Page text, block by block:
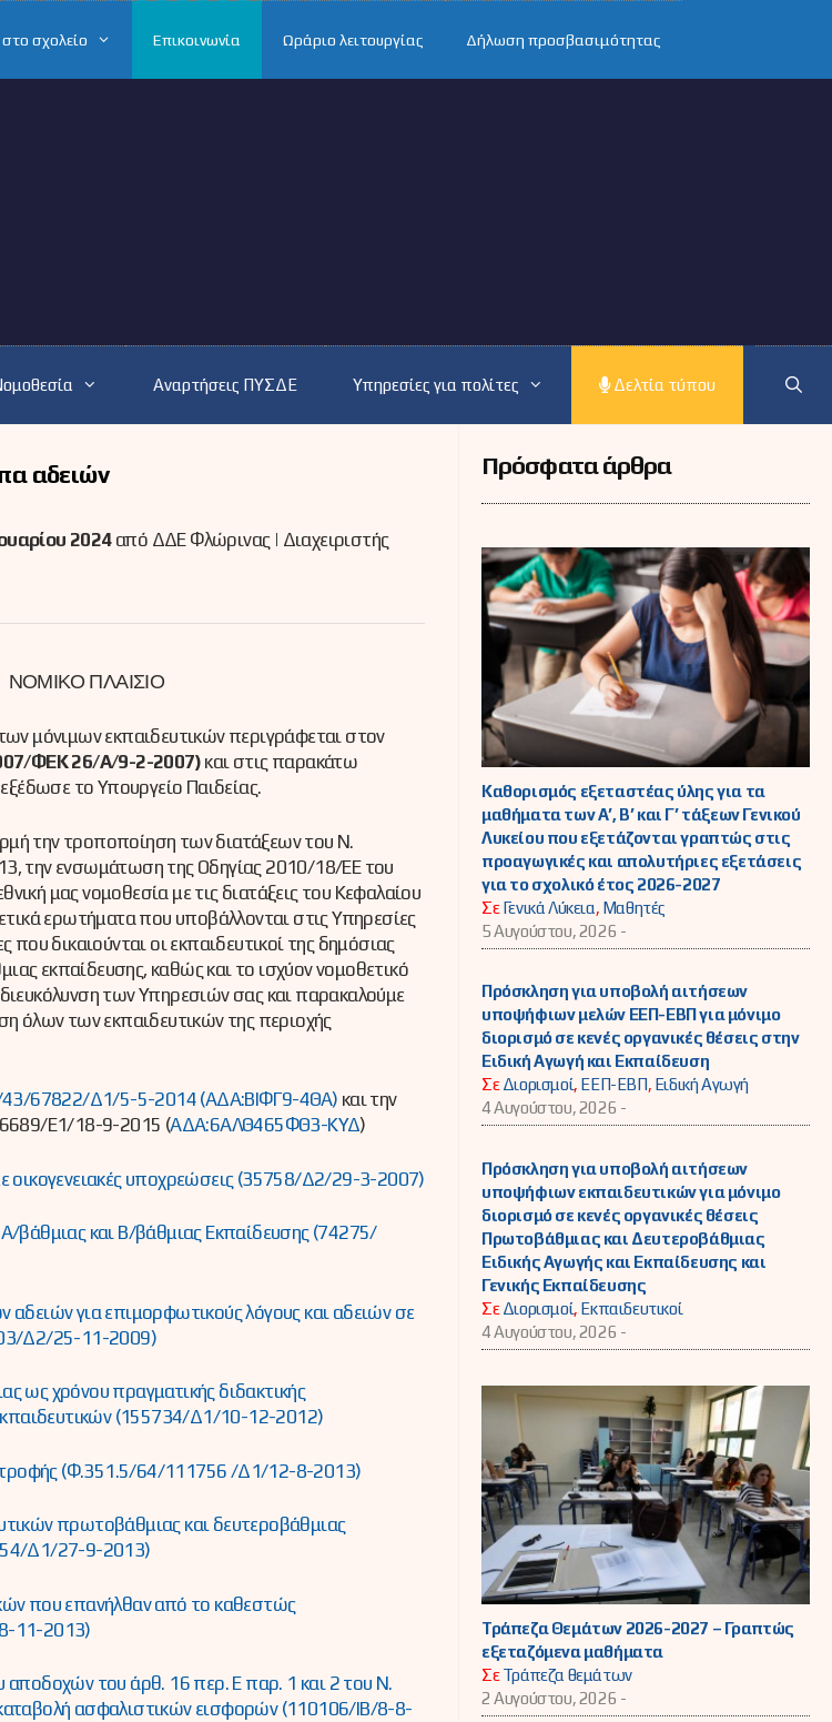
σχολείο Επικοινωνία Ωράριο λειτουργίας Δήλωση προσβασιμότητας
Αναρτήσεις ΠΥΣΔΕ Υπηρεσίες για πολίτες Δελτία τύπου
αδειών
2024από ΔΔΕ Φλώρινας | Διαχειριστής
ΝΟΜΙΚΟ ΠΛΑΙΣΙΟ
μόνιμων εκπαιδευτικών περιγράφεται στον
ΦΕΚ 26/Α/9-2-2007) και στις παρακάτω
εξέδωσε το Υπουργείο Παιδείας.
την τροποποίηση των διατάξεων του Ν.
την ενσωμάτωση της Οδηγίας 2010/18/ΕΕ του
μας νομοθεσία με τις διατάξεις του Κεφαλαίου
ερωτήματα που υποβάλλονται στις Υπηρεσίες
που δικαιούνται οι εκπαιδευτικοί της δημόσιας
εκπαίδευσης, καθώς και το ισχύον νομοθετικό
των Υπηρεσιών σας και παρακαλούμε
όλων των εκπαιδευτικών της περιοχής
43/67822/Δ1/5-5-2014 (ΑΔΑ:ΒΙΦΓ9-4ΘΑ) και την
E1/18-9-2015 (ΑΔΑ:6ΑΛΘ465ΦΘ3-ΚΥΔ)
οικογενειακές υποχρεώσεις (35758/Δ2/29-3-2007)
βάθμιας και Β/βάθμιας Εκπαίδευσης (74275/
αδειών για επιμορφωτικούς λόγους και αδειών σε
Δ2/25-11-2009)
ως χρόνου πραγματικής διδακτικής
(155734/Δ1/10-12-2012)
(Φ.351.5/64/111756 /Δ1/12-8-2013)
πρωτοβάθμιας και δευτεροβάθμιας
Δ1/27-9-2013)
που επανήλθαν από το καθεστώς
11-2013)
αποδοχών του άρθ. 16 περ. Ε παρ. 1 και 2 του Ν.
ασφαλιστικών εισφορών (110106/ΙΒ/8-8-
Πρόσφατα άρθρα
Καθορισμός εξεταστέας ύλης για τα
μαθήματα των Α’, Β’ και Γ’ τάξεων Γενικού
Λυκείου που εξετάζονται γραπτώς στις
προαγωγικές και απολυτήριες εξετάσεις
για το σχολικό έτος 2026-2027
ΣεΓενικά Λύκεια, Μαθητές
5 Αυγούστου, 2026 -
Πρόσκληση για υποβολή αιτήσεων
υποψήφιων μελών ΕΕΠ-ΕΒΠ για μόνιμο
διορισμό σε κενές οργανικές θέσεις στην
Ειδική Αγωγή και Εκπαίδευση
ΣεΔιορισμοί, ΕΕΠ-ΕΒΠ, Ειδική Αγωγή
4 Αυγούστου, 2026 -
Πρόσκληση για υποβολή αιτήσεων
υποψήφιων εκπαιδευτικών για μόνιμο
διορισμό σε κενές οργανικές θέσεις
Πρωτοβάθμιας και Δευτεροβάθμιας
Ειδικής Αγωγής και Εκπαίδευσης και
Γενικής Εκπαίδευσης
ΣεΔιορισμοί, Εκπαιδευτικοί
4 Αυγούστου, 2026 -
Τράπεζα Θεμάτων 2026-2027 – Γραπτώς
εξεταζόμενα μαθήματα
ΣεΤράπεζα θεμάτων
2 Αυγούστου, 2026 -